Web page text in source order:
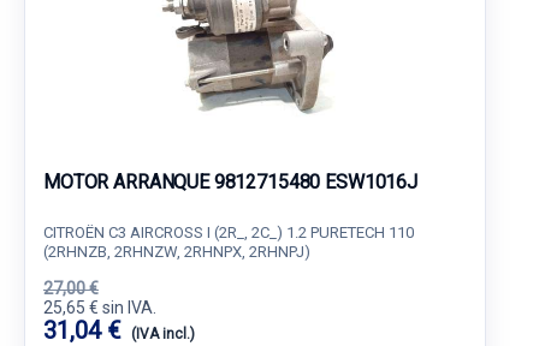
MOTOR ARRANQUE 9812715480 ESW1016J
CITROËN C3 AIRCROSS I (2R_, 2C_) 1.2 PURETECH 110
(2RHNZB, 2RHNZW, 2RHNPX, 2RHNPJ)
27,00 €
25,65 € sin IVA.
31,04 € (IVA incl.)